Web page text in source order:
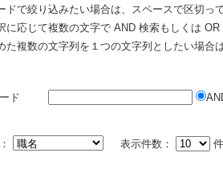
ドで絞り込みたい場合は、スペースで区切っ
に応じて複数の文字で AND 検索もしくは
た複数の文字列を１つの文字列としたい場合
ド
表示件数：